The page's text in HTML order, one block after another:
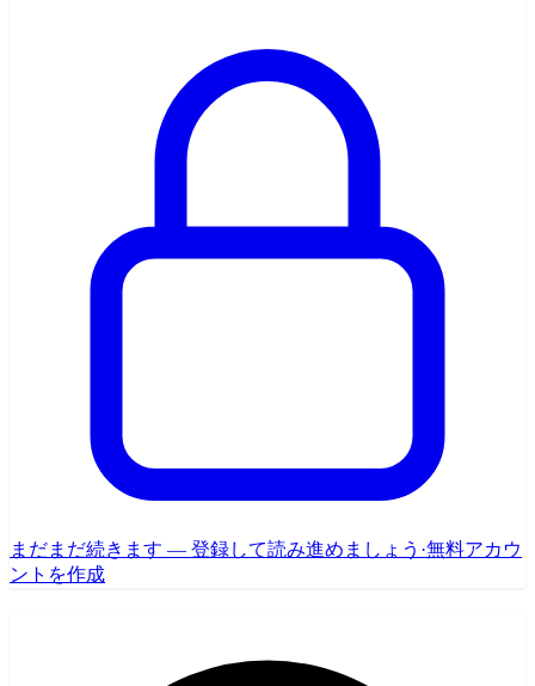
まだまだ続きます — 登録して読み進めましょう ·無料アカウ
ントを作成